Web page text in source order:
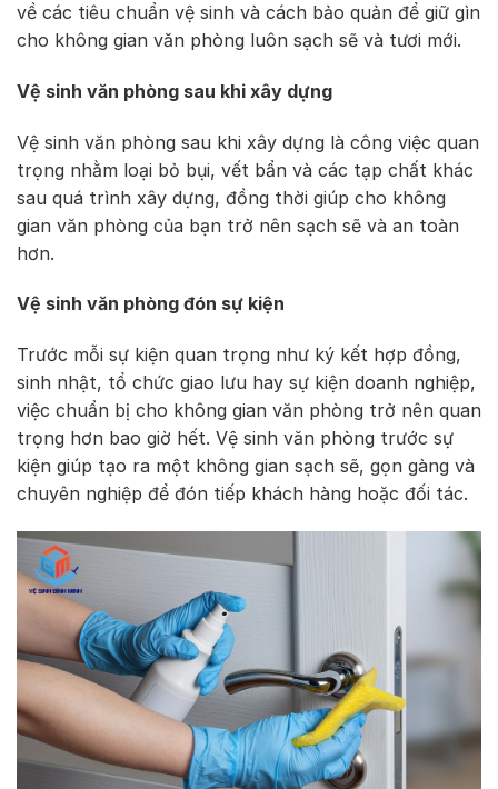
về các tiêu chuẩn vệ sinh và cách bảo quản để giữ gìn
cho không gian văn phòng luôn sạch sẽ và tươi mới.
Vệ sinh văn phòng sau khi xây dựng
Vệ sinh văn phòng sau khi xây dựng là công việc quan
trọng nhằm loại bỏ bụi, vết bẩn và các tạp chất khác
sau quá trình xây dựng, đồng thời giúp cho không
gian văn phòng của bạn trở nên sạch sẽ và an toàn
hơn.
Vệ sinh văn phòng đón sự kiện
Trước mỗi sự kiện quan trọng như ký kết hợp đồng,
sinh nhật, tổ chức giao lưu hay sự kiện doanh nghiệp,
việc chuẩn bị cho không gian văn phòng trở nên quan
trọng hơn bao giờ hết. Vệ sinh văn phòng trước sự
kiện giúp tạo ra một không gian sạch sẽ, gọn gàng và
chuyên nghiệp để đón tiếp khách hàng hoặc đối tác.